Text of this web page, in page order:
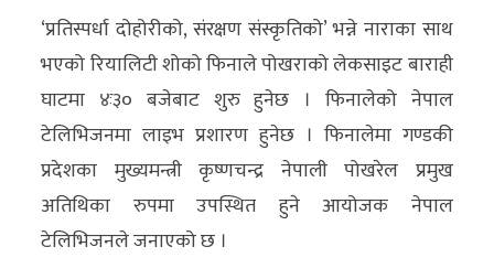
खबर
विशेष
राशिफल
फोटो
ग्यालरी
‘प्रतिस्पर्धा दोहोरीको, संरक्षण संस्कृतिको’ भन्ने नाराका साथ
भएको रियालिटी शोको फिनाले पोखराको लेकसाइट बाराही
घाटमा ४ः३० बजेबाट शुरु हुनेछ । फिनालेको नेपाल
टेलिभिजनमा लाइभ प्रशारण हुनेछ । फिनालेमा गण्डकी
प्रदेशका मुख्यमन्त्री कृष्णचन्द्र नेपाली पोखरेल प्रमुख
अतिथिका रुपमा उपस्थित हुने आयोजक नेपाल
टेलिभिजनले जनाएको छ ।